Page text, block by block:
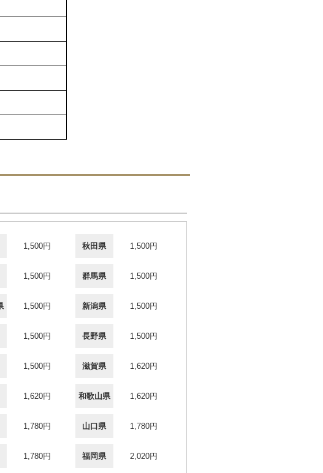
1,500円 秋田県 1,500円
1,500円 群馬県 1,500円
1,500円 新潟県 1,500円
1,500円 長野県 1,500円
1,500円 滋賀県 1,620円
1,620円 和歌山県 1,620円
1,780円 山口県 1,780円
1,780円 福岡県 2,020円